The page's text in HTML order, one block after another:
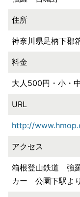
住所
神奈川県足柄下郡
料金
大人500円・小・
URL
http://
アクセス
箱根登山鉄道 強
カー 公園下駅よ